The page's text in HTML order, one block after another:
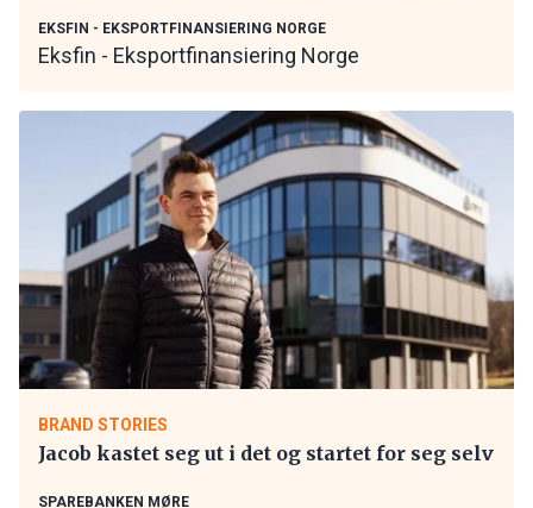
EKSFIN - EKSPORTFINANSIERING NORGE
Eksfin - Eksportfinansiering Norge
BRAND STORIES
Jacob kastet seg ut i det og startet for seg selv
SPAREBANKEN MØRE